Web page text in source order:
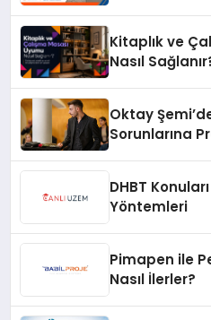
Kitaplık ve
Nasıl
Oktay
Sorunlarına
DHBT
Yöntemleri
Pimapen ile
Nasıl İlerler?